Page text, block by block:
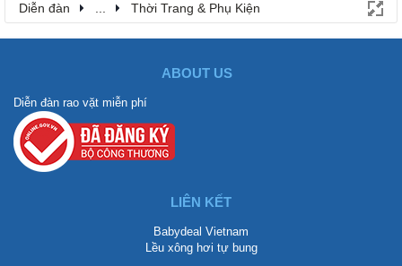
Diễn đàn ... Thời Trang & Phụ Kiện
ABOUT US
Diễn đàn rao vặt miễn phí
LIÊN KẾT
Babydeal Vietnam
Lều xông hơi tự bung